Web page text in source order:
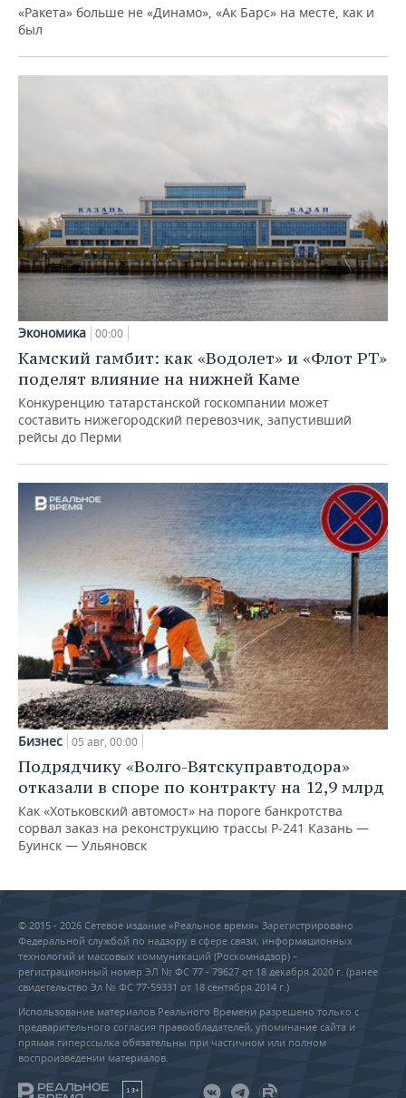
«Ракета» больше не «Динамо», «Ак Барс» на месте, как и
был
Экономика 00:00
Камский гамбит: как «Водолет» и «Флот РТ»
поделят влияние на нижней Каме
Конкуренцию татарстанской госкомпании может
составить нижегородский перевозчик, запустивший
рейсы до Перми
Бизнес 05 авг, 00:00
Подрядчику «Волго-Вятскуправтодора»
отказали в споре по контракту на 12,9 млрд
Как «Хотьковский автомост» на пороге банкротства
сорвал заказ на реконструкцию трассы Р‑241 Казань —
Буинск — Ульяновск
© 2015 - 2026 Сетевое издание «Реальное время» Зарегистрировано
Федеральной службой по надзору в сфере связи, информационных
технологий и массовых коммуникаций (Роскомнадзор) –
регистрационный номер ЭЛ № ФС 77 - 79627 от 18 декабря 2020 г. (ранее
свидетельство Эл № ФС 77-59331 от 18 сентября 2014 г.)
Использование материалов Реального Времени разрешено только с
предварительного согласия правообладателей, упоминание сайта и
прямая гиперссылка обязательны при частичном или полном
воспроизведении материалов.
18+